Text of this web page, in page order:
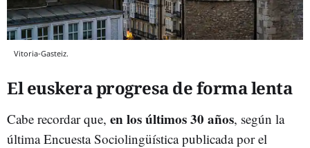
Vitoria-Gasteiz.
El euskera progresa de forma lenta
Cabe recordar que, en los últimos 30 años, según la
última Encuesta Sociolingüística publicada por el